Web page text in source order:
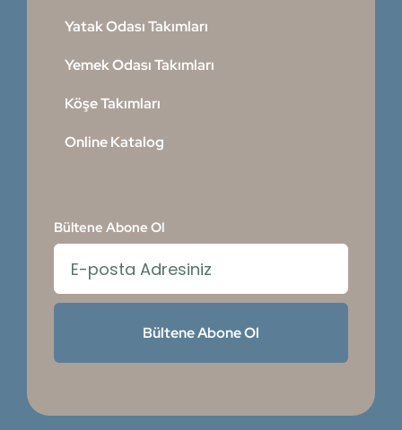
Yatak Odası Takımları
Yemek Odası Takımları
Köşe Takımları
Online Katalog
Bültene Abone Ol
Bültene Abone Ol